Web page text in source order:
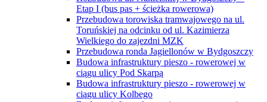
Etap I (bus pas + ścieżka rowerowa)
Przebudowa torowiska tramwajowego na ul.
Toruńskiej na odcinku od ul. Kazimierza
Wielkiego do zajezdni MZK
Przebudowa ronda Jagiellonów w Bydgoszczy
Budowa infrastruktury pieszo - rowerowej w
ciągu ulicy Pod Skarpą
Budowa infrastruktury pieszo - rowerowej w
ciągu ulicy Kolbego